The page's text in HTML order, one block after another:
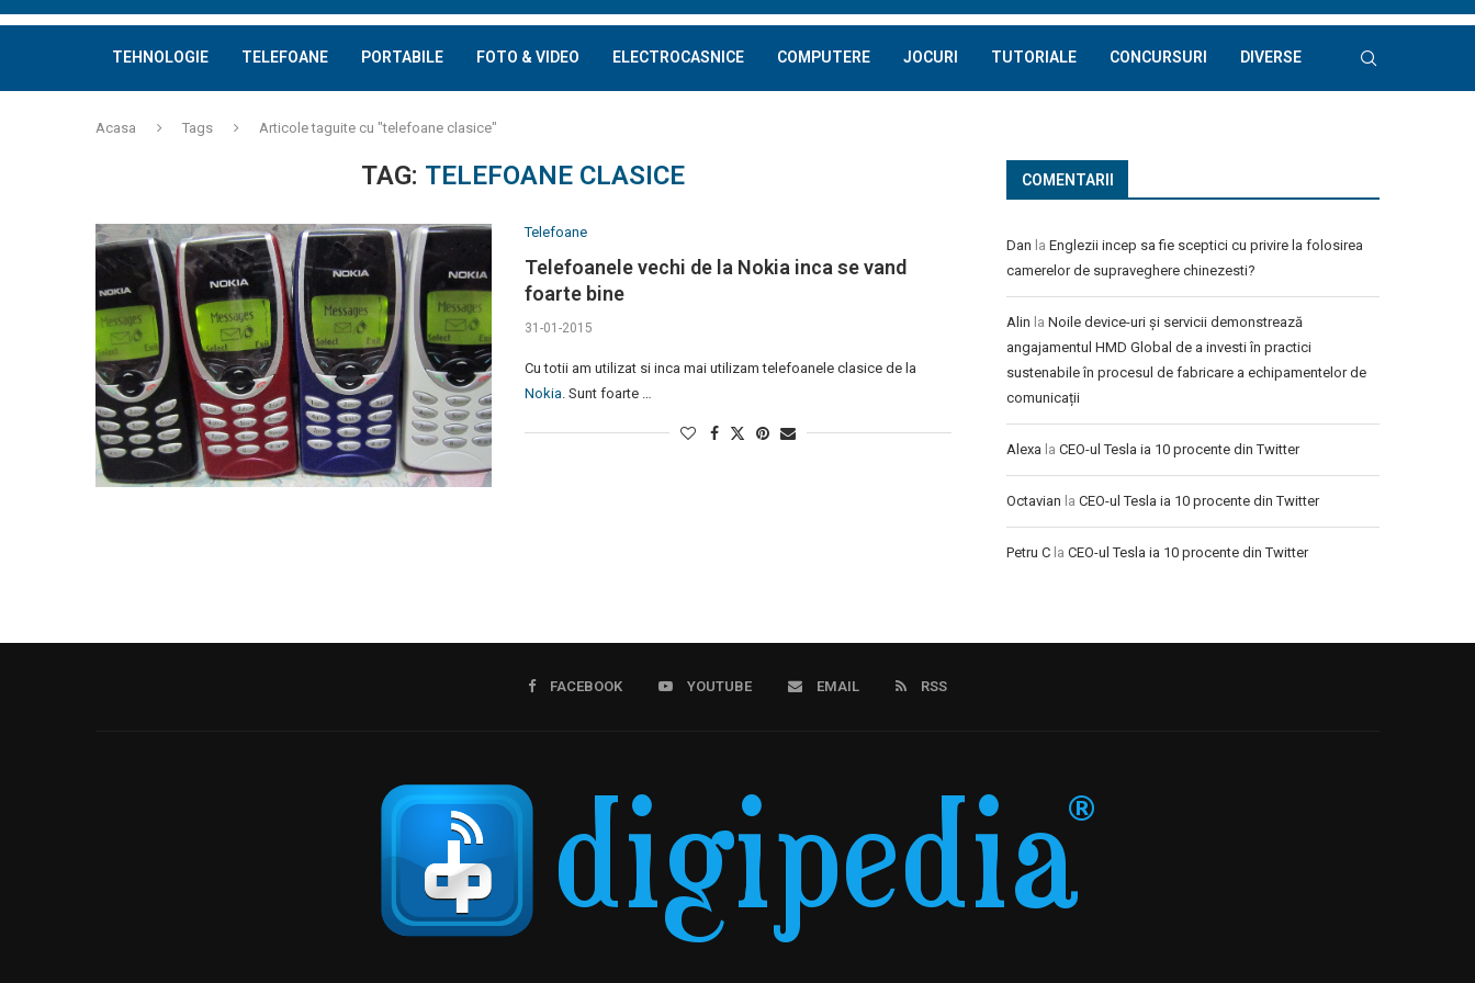
TEHNOLOGIE TELEFOANE PORTABILE FOTO & VIDEO ELECTROCASNICE COMPUTERE JOCURI TUTORIALE CONCURSURI DIVERSE
Acasa Tags Articole taguite cu "telefoane clasice"
TAG: TELEFOANE CLASICE
Telefoane
Telefoanele vechi de la Nokia inca se vand
foarte bine
31-01-2015
Cu totii am utilizat si inca mai utilizam telefoanele clasice de la
Nokia. Sunt foarte …
COMENTARII
Dan la Englezii incep sa fie sceptici cu privire la folosirea
camerelor de supraveghere chinezesti?
Alin la Noile device-uri și servicii demonstrează
angajamentul HMD Global de a investi în practici
sustenabile în procesul de fabricare a echipamentelor de
comunicații
Alexa la CEO-ul Tesla ia 10 procente din Twitter
Octavian la CEO-ul Tesla ia 10 procente din Twitter
Petru C la CEO-ul Tesla ia 10 procente din Twitter
FACEBOOK YOUTUBE EMAIL RSS